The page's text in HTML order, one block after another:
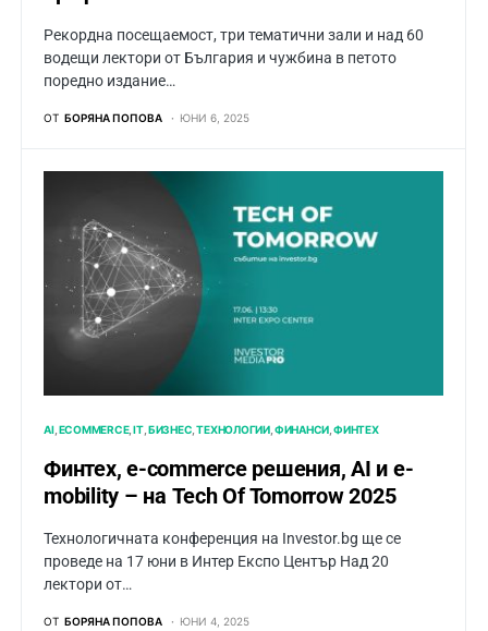
Рекордна посещаемост, три тематични зали и над 60
водещи лектори от България и чужбина в петото
поредно издание…
ОТ БОРЯНА ПОПОВА ЮНИ 6, 2025
AI ECOMMERCE IT БИЗНЕС ТЕХНОЛОГИИ ФИНАНСИ ФИНТЕХ
Финтех, е-commerce решения, AI и e-
mobility – на Tech Of Tomorrow 2025
Технологичната конференция на Investor.bg ще се
проведе на 17 юни в Интер Експо Център Над 20
лектори от…
ОТ БОРЯНА ПОПОВА ЮНИ 4, 2025